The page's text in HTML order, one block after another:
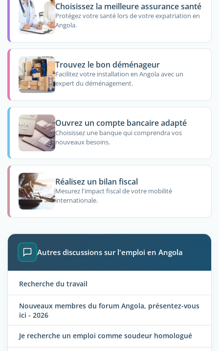
Choisissez la meilleure assurance santé
Protégez votre santé lors de votre expatriation en
Angola.
Trouvez le bon déménageur
Facilitez votre installation en Angola avec un
expert du déménagement.
Ouvrez un compte bancaire adapté
Choisissez une banque qui comprendra vos
nouveaux besoins.
Réalisez un bilan fiscal
Mesurez l'impact fiscal de votre mobilité
internationale.
Autres discussions sur l'emploi en Angola
Recherche du travail
Nouveaux membres du forum Angola, présentez-vous
ici - 2026
Je recherche un emploi comme soudeur homologué